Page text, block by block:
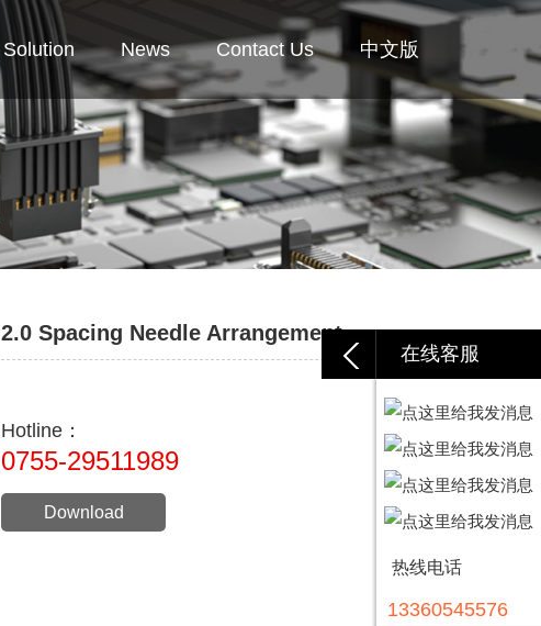
在线客服
热线电话
13360545576
Solution News Contact Us 中文版
2.0 Spacing Needle Arrangement
Hotline：
0755-29511989
Download